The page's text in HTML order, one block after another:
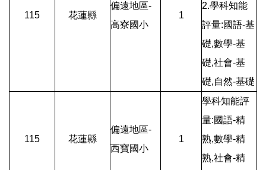
115 花蓮縣
偏遠地區-
高寮國小
1
2.學科知能
評量:國語-基
礎,數學-基
礎,社會-基
礎,自然-基礎
115 花蓮縣
偏遠地區-
西寶國小
1
學科知能評
量:國語-精
熟,數學-精
熟,社會-精